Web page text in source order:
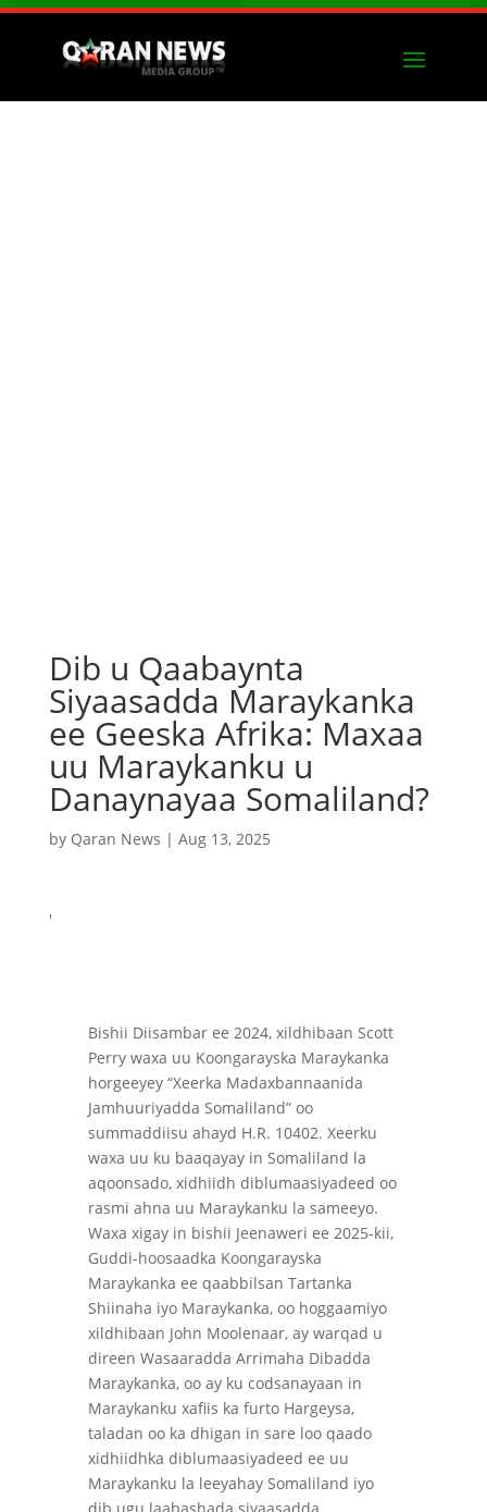
Dib u Qaabaynta
Siyaasadda Maraykanka
ee Geeska Afrika: Maxaa
uu Maraykanku u
Danaynayaa Somaliland?
by Qaran News | Aug 13, 2025
′
Bishii Diisambar ee 2024, xildhibaan Scott
Perry waxa uu Koongarayska Maraykanka
horgeeyey “Xeerka Madaxbannaanida
Jamhuuriyadda Somaliland” oo
summaddiisu ahayd H.R. 10402. Xeerku
waxa uu ku baaqayay in Somaliland la
aqoonsado, xidhiidh diblumaasiyadeed oo
rasmi ahna uu Maraykanku la sameeyo.
Waxa xigay in bishii Jeenaweri ee 2025-kii,
Guddi-hoosaadka Koongarayska
Maraykanka ee qaabbilsan Tartanka
Shiinaha iyo Maraykanka, oo hoggaamiyo
xildhibaan John Moolenaar, ay warqad u
direen Wasaaradda Arrimaha Dibadda
Maraykanka, oo ay ku codsanayaan in
Maraykanku xafiis ka furto Hargeysa,
taladan oo ka dhigan in sare loo qaado
xidhiidhka diblumaasiyadeed ee uu
Maraykanku la leeyahay Somaliland iyo